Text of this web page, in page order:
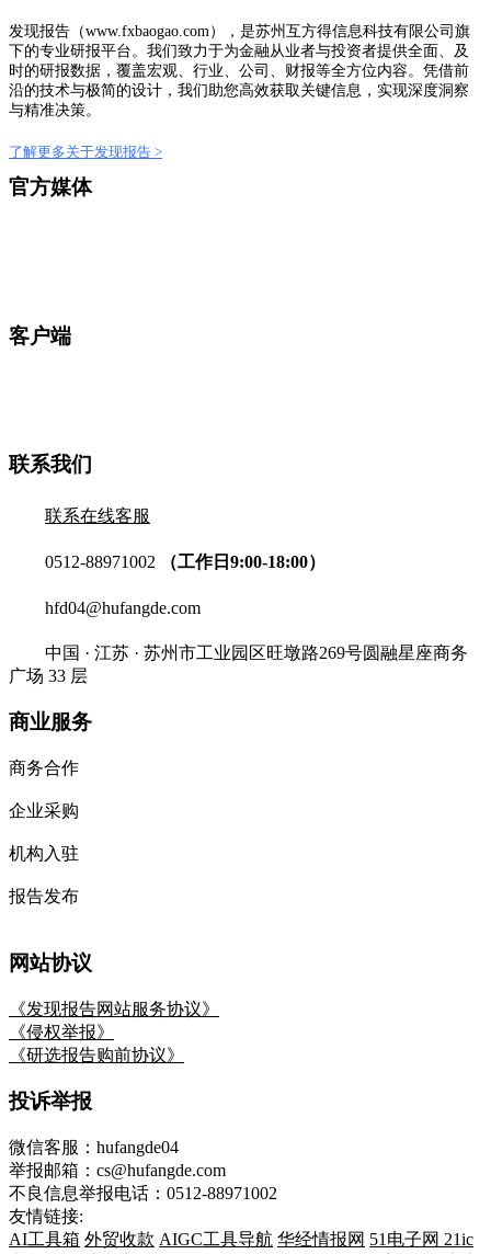
发现报告（www.fxbaogao.com），是苏州互方得信息科技有限公司旗
下的专业研报平台。我们致力于为金融从业者与投资者提供全面、及
时的研报数据，覆盖宏观、行业、公司、财报等全方位内容。凭借前
沿的技术与极简的设计，我们助您高效获取关键信息，实现深度洞察
与精准决策。
了解更多关于发现报告 >
官方媒体
客户端
联系我们
联系在线客服
0512-88971002 （工作日9:00-18:00）
hfd04@hufangde.com
中国 · 江苏 · 苏州市工业园区旺墩路269号圆融星座商务
广场 33 层
商业服务
商务合作
企业采购
机构入驻
报告发布
网站协议
《发现报告网站服务协议》
《侵权举报》
《研选报告购前协议》
投诉举报
微信客服：hufangde04
举报邮箱：cs@hufangde.com
不良信息举报电话：0512-88971002
友情链接:
AI工具箱 外贸收款 AIGC工具导航 华经情报网 51电子网 21ic